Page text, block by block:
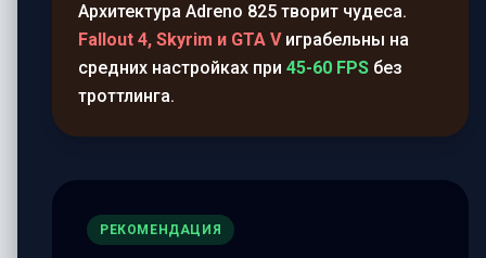
Архитектура Adreno 825 творит чудеса.
Fallout 4, Skyrim и GTA Vиграбельны на
средних настройках при 45-60 FPS без
троттлинга.
РЕКОМЕНДАЦИЯ